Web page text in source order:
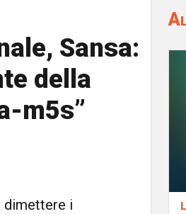
Sansa:
della
m5s”
dimettere i